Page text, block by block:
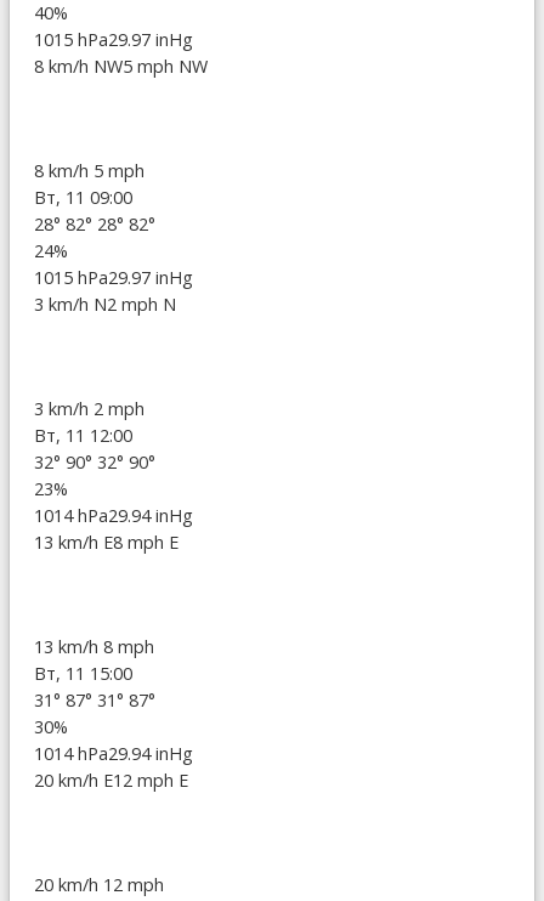
40%
1015 hPa29.97 inHg
8 km/h NW5 mph NW
8 km/h 5 mph
Вт, 11 09:00
28° 82° 28° 82°
24%
1015 hPa29.97 inHg
3 km/h N2 mph N
3 km/h 2 mph
Вт, 11 12:00
32° 90° 32° 90°
23%
1014 hPa29.94 inHg
13 km/h E8 mph E
13 km/h 8 mph
Вт, 11 15:00
31° 87° 31° 87°
30%
1014 hPa29.94 inHg
20 km/h E12 mph E
20 km/h 12 mph